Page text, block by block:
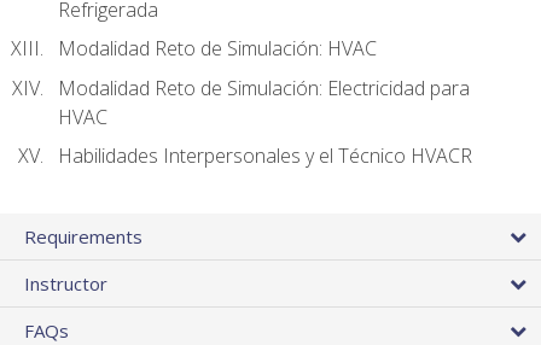
Refrigerada
Modalidad Reto de Simulación: HVAC
Modalidad Reto de Simulación: Electricidad para
HVAC
Habilidades Interpersonales y el Técnico HVACR
Requirements
Instructor
FAQs